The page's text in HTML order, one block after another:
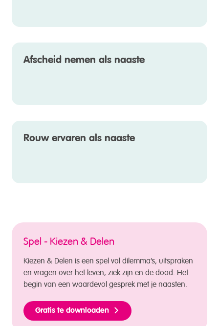
Afscheid nemen als naaste
Rouw ervaren als naaste
Spel - Kiezen & Delen
Kiezen & Delen is een spel vol dilemma’s, uitspraken
en vragen over het leven, ziek zijn en de dood. Het
begin van een waardevol gesprek met je naasten.
Gratis te downloaden